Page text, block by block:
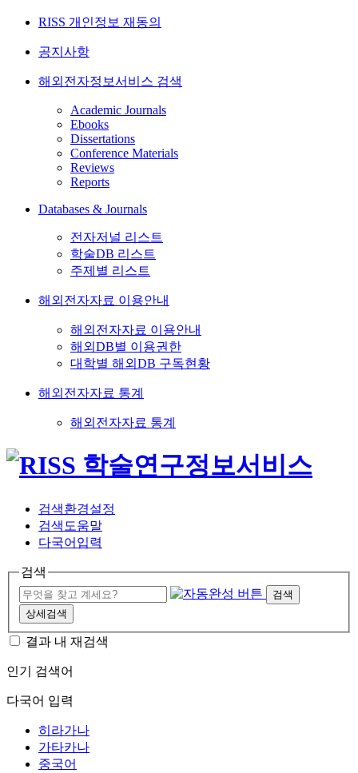
RISS 개인정보 재동의
공지사항
해외전자정보서비스 검색
Academic Journals
Ebooks
Dissertations
Conference Materials
Reviews
Reports
Databases & Journals
전자저널 리스트
학술DB 리스트
주제별 리스트
해외전자자료 이용안내
해외전자자료 이용안내
해외DB별 이용권한
대학별 해외DB 구독현황
해외전자자료 통계
해외전자자료 통계
검색환경설정
검색도움말
다국어입력
검색
검색
상세검색
결과 내 재검색
인기 검색어
다국어 입력
히라가나
가타카나
중국어